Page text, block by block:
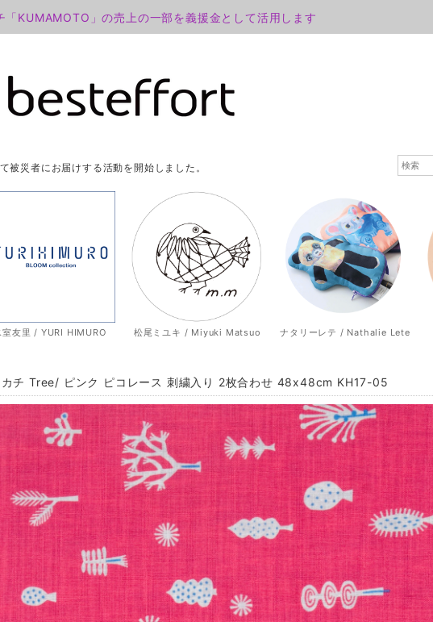
「KUMAMOTO」の売上の一部を義援金として活用します
災者にお届けする活動を開始しました。
室友里 / YURI HIMURO 松尾ミユキ / Miyuki Matsuo ナタリーレテ / Nathalie Lete
カチ Tree/ ピンク ピコレース 刺繍入り 2枚合わせ 48x48cm KH17-05